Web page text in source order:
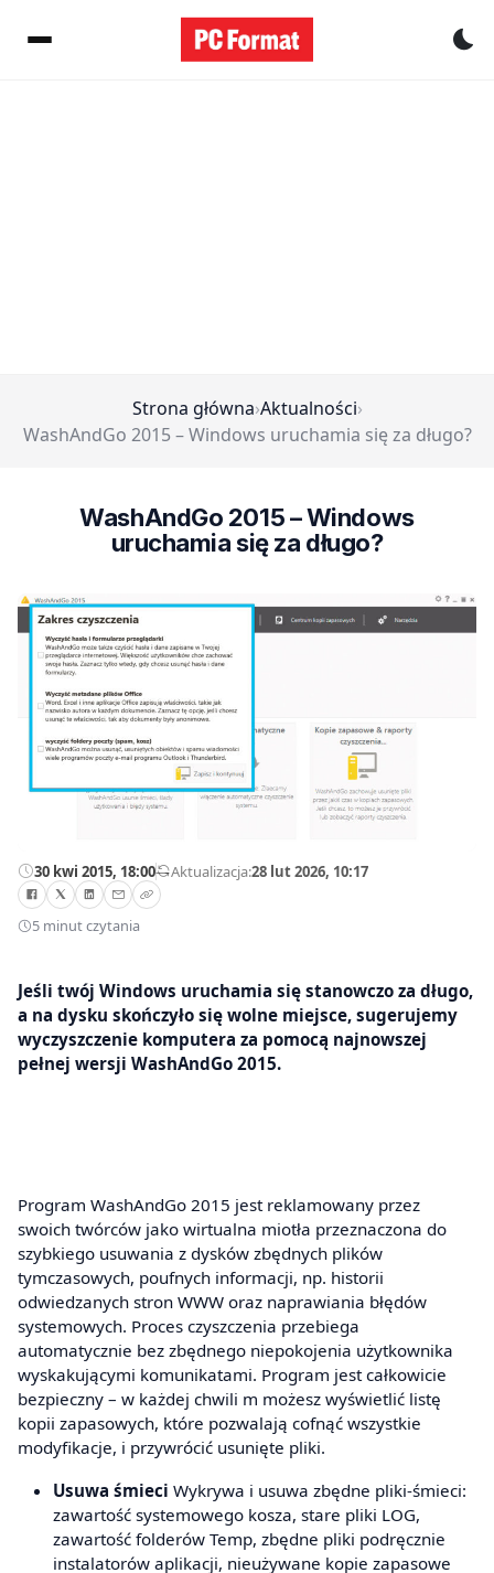
Strona główna›Aktualności›
WashAndGo 2015 – Windows uruchamia się za długo?
WashAndGo 2015 – Windows
uruchamia się za długo?
30 kwi 2015, 18:00—Aktualizacja:28 lut 2026, 10:17
5 minut czytania
Jeśli twój Windows uruchamia się stanowczo za długo,
a na dysku skończyło się wolne miejsce, sugerujemy
wyczyszczenie komputera za pomocą najnowszej
pełnej wersji WashAndGo 2015.
Program WashAndGo 2015 jest reklamowany przez
swoich twórców jako wirtualna miotła przeznaczona do
szybkiego usuwania z dysków zbędnych plików
tymczasowych, poufnych informacji, np. historii
odwiedzanych stron WWW oraz naprawiania błędów
systemowych. Proces czyszczenia przebiega
automatycznie bez zbędnego niepokojenia użytkownika
wyskakującymi komunikatami. Program jest całkowicie
bezpieczny – w każdej chwili m możesz wyświetlić listę
kopii zapasowych, które pozwalają cofnąć wszystkie
modyfikacje, i przywrócić usunięte pliki.
Usuwa śmieci Wykrywa i usuwa zbędne pliki-śmieci:
zawartość systemowego kosza, stare pliki LOG,
zawartość folderów Temp, zbędne pliki podręcznie
instalatorów aplikacji, nieużywane kopie zapasowe